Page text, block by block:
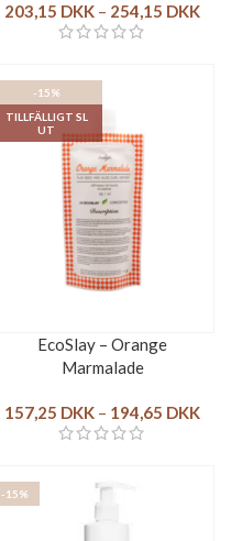
203,15 DKK – 254,15 DKK
-15%
TILLFÄLLIGT SL
UT
EcoSlay – Orange
Marmalade
157,25 DKK – 194,65 DKK
-15%